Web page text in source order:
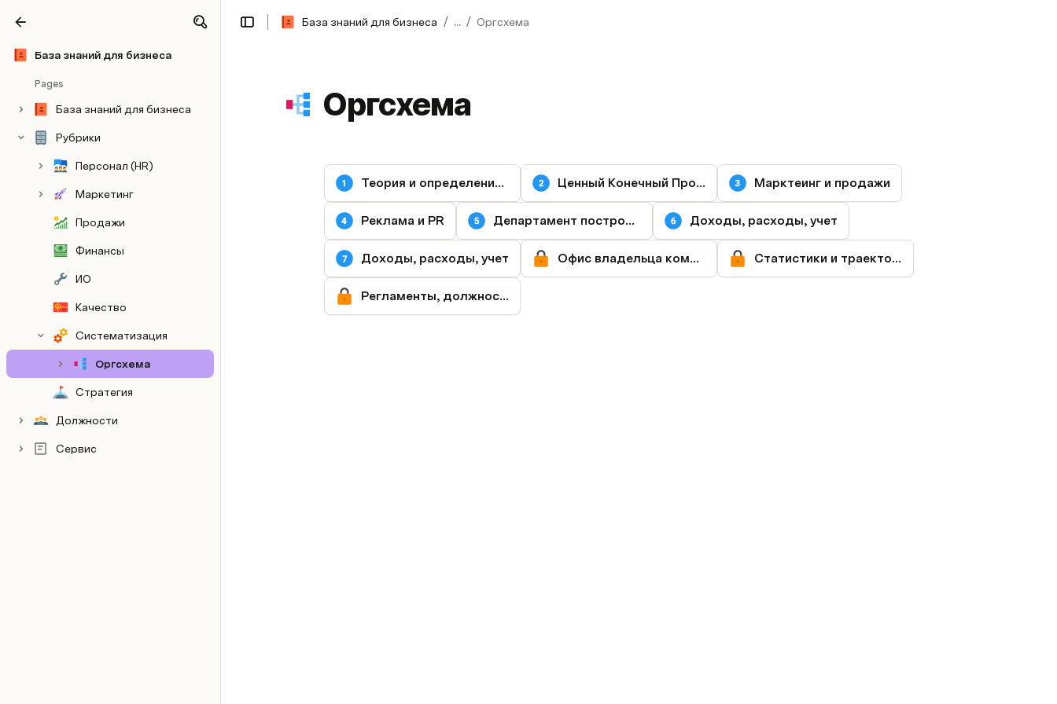
База знаний для бизнеса
Pages
База знаний для бизнеса
Рубрики
Персонал (HR)
Маркетинг
Продажи
Финансы
ИО
Качество
Систематизация
Оргсхема
Стратегия
Должности
Сервис
База знаний для бизнеса / ... / Оргсхема
Оргсхема
Теория и определения схемы Ценный Конечный Продукт Марктеинг и продажи
Реклама и PR Департамент построения Доходы, расходы, учет
Доходы, расходы, учет Офис владельца компании Статистики и траектории
Регламенты, должностные папки